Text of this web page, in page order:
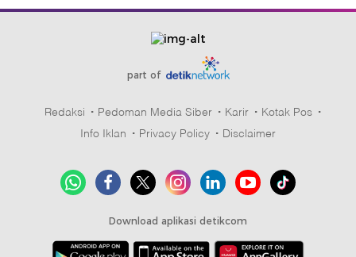
part of
Redaksi Pedoman Media Siber Karir
Kotak Pos
Info Iklan
Privacy Policy Disclaimer
Download aplikasi detikcom